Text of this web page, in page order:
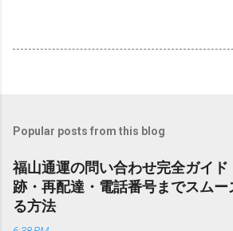
Popular posts from this blog
福山通運の問い合わせ完全ガイド
跡・再配達・電話番号までスムー
る方法